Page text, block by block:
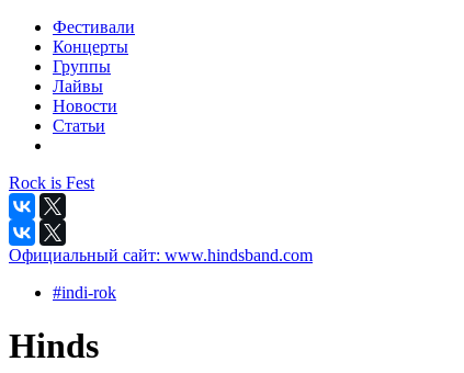
Фестивали
Концерты
Группы
Лайвы
Новости
Статьи
Rock is Fest
Официальный сайт: www.hindsband.com
#indi-rok
Hinds